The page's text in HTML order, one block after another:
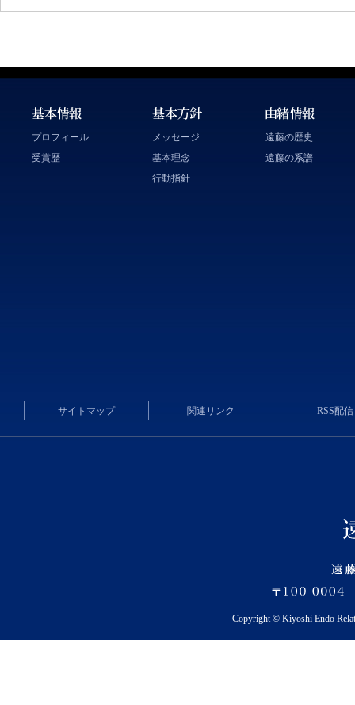
プロフィール
受賞歴
メッセージ
基本理念
行動指針
遠藤の歴史
遠藤の系譜
サイトマップ 関連リンク RSS配信
Copyright © Kiyoshi Endo